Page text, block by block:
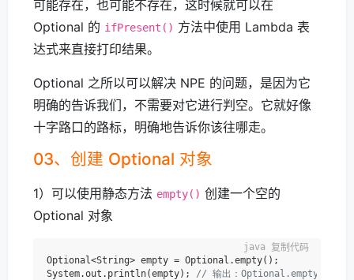
可能存在，也可能不存在，这时候就可以在
Optional 的 ifPresent() 方法中使用 Lambda 表
达式来直接打印结果。
Optional 之所以可以解决 NPE 的问题，是因为它
明确的告诉我们，不需要对它进行判空。它就好像
十字路口的路标，明确地告诉你该往哪走。
03、创建 Optional 对象
1）可以使用静态方法 empty() 创建一个空的
Optional 对象
Optional<String> empty = Optional.empty();
System.out.println(empty); // 输出：Optional.empty
复制代码